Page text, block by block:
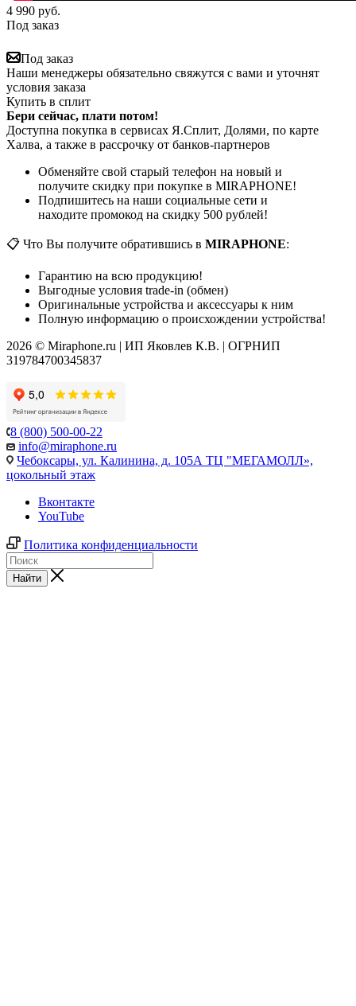
4 990 руб.
Под заказ
Под заказ
Наши менеджеры обязательно свяжутся с вами и уточнят
условия заказа
Купить в сплит
Бери сейчас, плати потом!
Доступна покупка в сервисах Я.Сплит, Долями, по карте
Халва, а также в рассрочку от банков-партнеров
Обменяйте свой старый телефон на новый и
получите скидку при покупке в MIRAPHONE!
Подпишитесь на наши социальные сети и
находите промокод на скидку 500 рублей!
📋 Что Вы получите обратившись в MIRAPHONE:
Гарантию на всю продукцию!
Выгодные условия trade-in (обмен)
Оригинальные устройства и аксессуары к ним
Полную информацию о происхождении устройства!
2026 © Miraphone.ru | ИП Яковлев К.В. | ОГРНИП
319784700345837
8 (800) 500-00-22
info@miraphone.ru
Чебоксары, ул. Калинина, д. 105А ТЦ "МЕГАМОЛЛ»,
цокольный этаж
Вконтакте
YouTube
Политика конфиденциальности
Найти